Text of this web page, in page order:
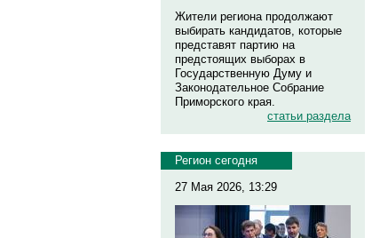
Жители региона продолжают
выбирать кандидатов, которые
представят партию на
предстоящих выборах в
Государственную Думу и
Законодательное Собрание
Приморского края.
статьи раздела
Регион сегодня
27 Мая 2026, 13:29